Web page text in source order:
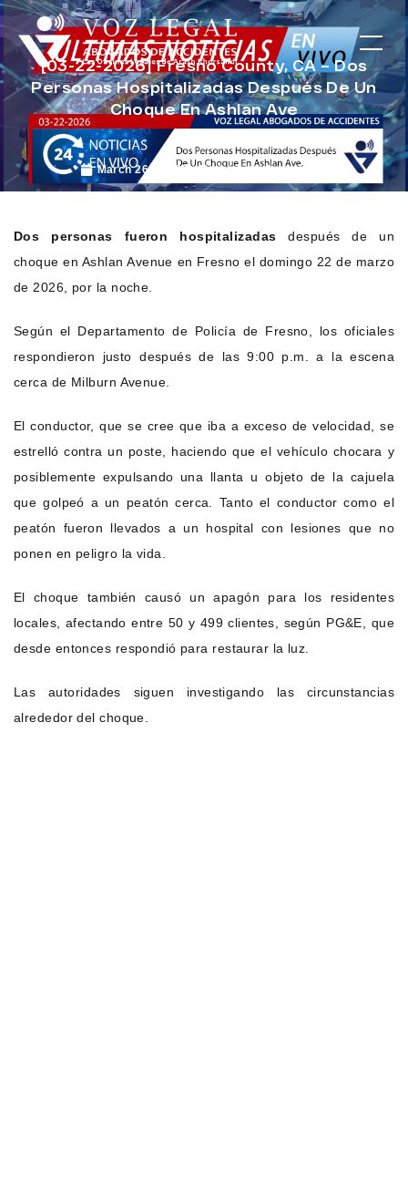
[03-22-2026] Fresno County, CA – Dos
Personas Hospitalizadas Después De Un
Choque En Ashlan Ave
March 26, 2026 Noticias de Accidentes
Dos personas fueron hospitalizadas después de un
choque en Ashlan Avenue en Fresno el domingo 22 de marzo
de 2026, por la noche.
Según el Departamento de Policía de Fresno, los oficiales
respondieron justo después de las 9:00 p.m. a la escena
cerca de Milburn Avenue.
El conductor, que se cree que iba a exceso de velocidad, se
estrelló contra un poste, haciendo que el vehículo chocara y
posiblemente expulsando una llanta u objeto de la cajuela
que golpeó a un peatón cerca. Tanto el conductor como el
peatón fueron llevados a un hospital con lesiones que no
ponen en peligro la vida.
El choque también causó un apagón para los residentes
locales, afectando entre 50 y 499 clientes, según PG&E, que
desde entonces respondió para restaurar la luz.
Las autoridades siguen investigando las circunstancias
alrededor del choque.